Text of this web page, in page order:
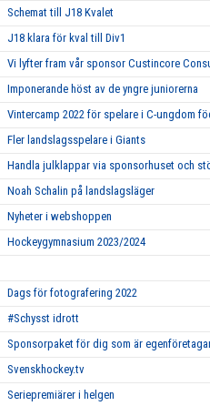
Schemat till J18 Kvalet
J18 klara för kval till Div1
Vi lyfter fram vår sponsor Custincore
Imponerande höst av de yngre juniorerna
Vintercamp 2022 för spelare i C-ungdom
Fler landslagsspelare i Giants
Handla julklappar via sponsorhuset och
Noah Schalin på landslagsläger
Nyheter i webshoppen
Hockeygymnasium 2023/2024
Dags för fotografering 2022
#Schysst idrott
Sponsorpaket för dig som är
Svenskhockey.tv
Seriepremiärer i helgen